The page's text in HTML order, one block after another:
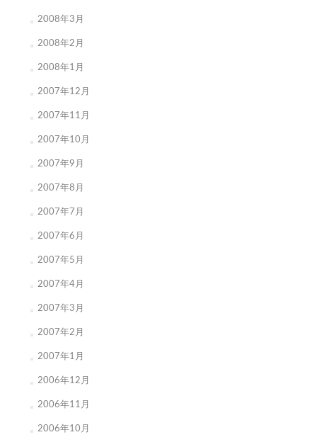
2008年3月
2008年2月
2008年1月
2007年12月
2007年11月
2007年10月
2007年9月
2007年8月
2007年7月
2007年6月
2007年5月
2007年4月
2007年3月
2007年2月
2007年1月
2006年12月
2006年11月
2006年10月